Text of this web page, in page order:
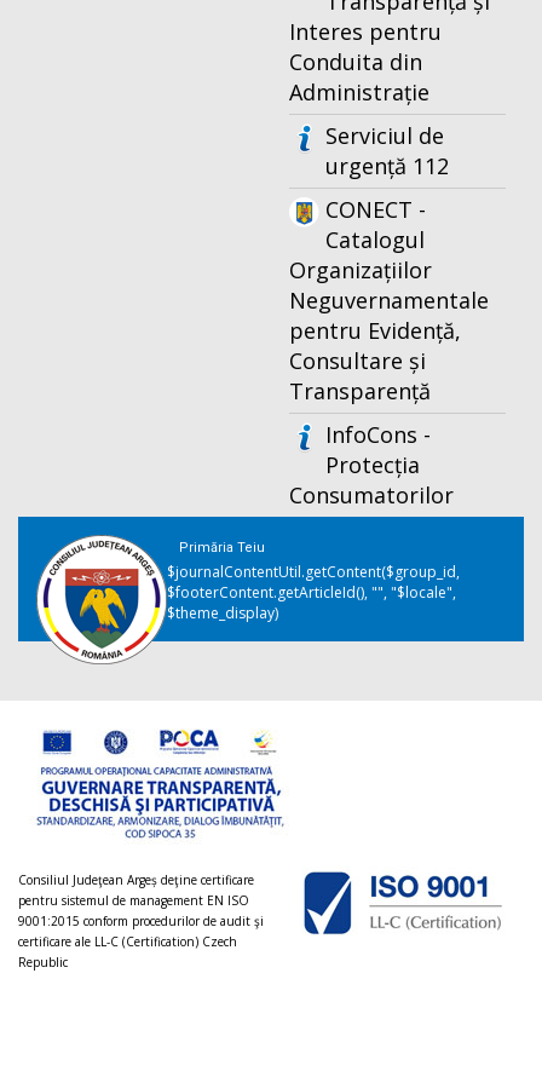
Interes pentru
Conduita din
Administrație
Serviciul de
urgență 112
CONECT -
Catalogul
Organizațiilor
Neguvernamentale
pentru Evidență,
Consultare și
Transparență
InfoCons -
Protecția
Consumatorilor
Primăria Teiu
$journalContentUtil.getContent($group_id,
$footerContent.getArticleId(), "", "$locale",
$theme_display)
Consiliul Judeţean Argeș deţine certificare
pentru sistemul de management EN ISO
9001:2015 conform procedurilor de audit şi
certificare ale LL-C (Certification) Czech
Republic